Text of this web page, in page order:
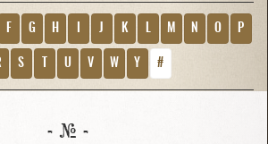
F G H J K M N O P
S U V W Y #
- # -